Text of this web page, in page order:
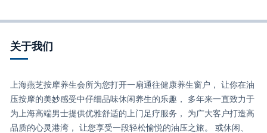
关于我们
上海燕芝按摩养生会所为您打开一扇通往健康养生窗户， 让你在油
压按摩的美妙感受中仔细品味休闲养生的乐趣， 多年来一直致力于
为上海高端男士提供优雅舒适的上门足疗服务， 为广大客户打造高
品质的心灵港湾， 让您享受一段轻松愉悦的油压之旅。 或休闲、